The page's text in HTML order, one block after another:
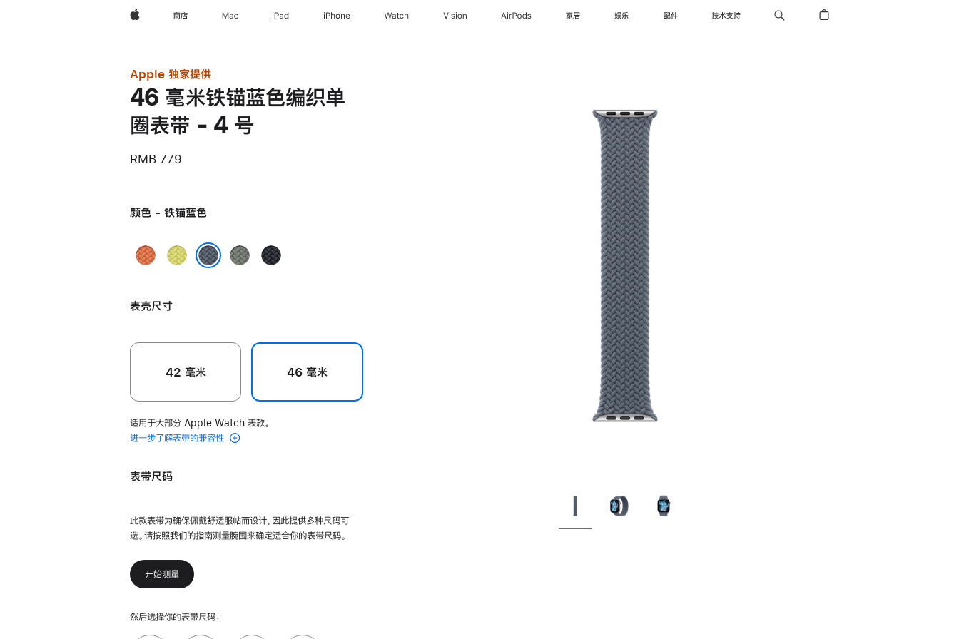
Apple 商店 Mac iPad iPhone Watch Vision AirPods 家居 娱乐 配件 技术支持
Apple 独家提供
46 毫米铁锚蓝色编织单
圈表带 - 4 号
RMB 779
颜色 - 铁锚蓝色
姜
色
霓
色
灰
午
表壳尺寸
42 毫米 46 毫米
适用于大部分 Apple Watch 表款。
进一步了解表带的兼容性
表带尺码
此款表带为确保佩戴舒适服帖而设计，因此提供多种尺码可
选。请按照我们的指南测量腕围来确定适合你的表带尺码。
开始测量
然后选择你的表带尺码：